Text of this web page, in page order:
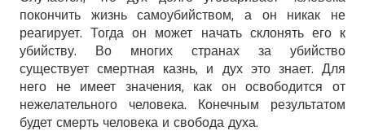
покончить жизнь самоубийством, а он никак не
реагирует. Тогда он может начать склонять его к
убийству. Во многих странах за убийство
существует смертная казнь, и дух это знает. Для
него не имеет значения, как он освободится от
нежелательного человека. Конечным результатом
будет смерть человека и свобода духа.